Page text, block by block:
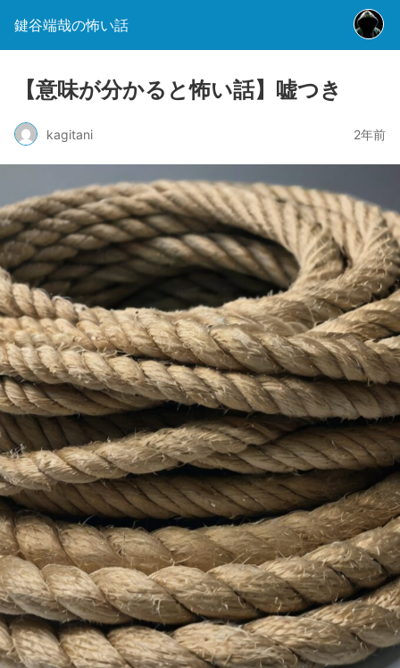
鍵谷端哉の怖い話
【意味が分かると怖い話】嘘つき
kagitani 2年前